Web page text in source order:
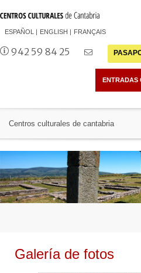
ESPAÑOL ENGLISH FRANÇAIS
942 59 84 25
Centros culturales de cantabria
Galería de fotos